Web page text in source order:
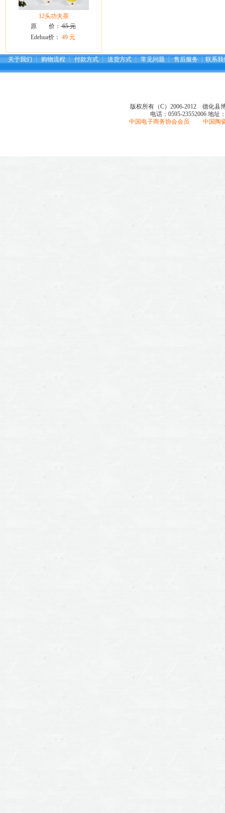
12头功夫茶
原 价： 65 元
Edehua价： 49 元
关于我们 ┆ 购物流程 ┆ 付款方式 ┆ 送货方式 ┆ 常见问题 ┆ 售后服务 ┆ 联系我
版权所有（C）2006-2012 德化县
电话：0595-23552006 地址
中国电子商务协会会员 中国陶